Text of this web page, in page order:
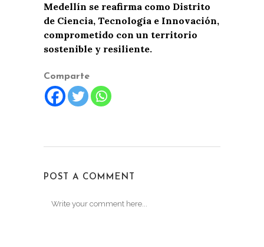
Medellín se reafirma como Distrito
de Ciencia, Tecnología e Innovación,
comprometido con un territorio
sostenible y resiliente.
Comparte
POST A COMMENT